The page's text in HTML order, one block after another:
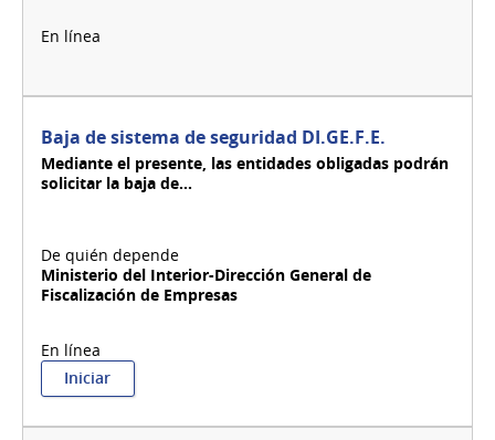
Baja de sistema de seguridad DI.GE.F.E.
Mediante el presente, las entidades obligadas podrán
solicitar la baja de...
Ministerio del Interior-Dirección General de
Fiscalización de Empresas
Iniciar:
Baja